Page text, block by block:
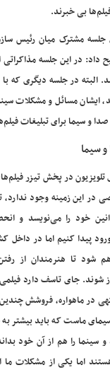
بی خبرند.
جلسه مشترک میان رئیس
داد: در این جلسه مذاکراتی
البته در جلسه دیگری که
ایشان مسائل و مشکلات
و سیما برای تبلیغات
سیما
تلویزیون در پخش تیزر
در این زمینه وجود ندارد،
خود را می‌نویسد و
پیدا کنیم اما در داخل
شود تا هنرمندان از
شوند. جای تاسف دارد فیلمی
در ماهواره، فروشش
ماست که باید بیشتر
و سینما را هم از آن خود
اما یکی از مشکلات ما